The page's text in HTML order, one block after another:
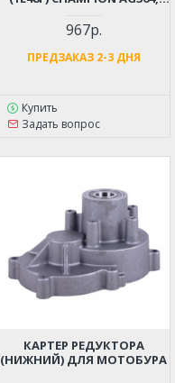
HUTER GGD-62; ADA DRILL 7
(064154100)
967р.
ПРЕДЗАКАЗ 2-3 ДНЯ
Купить
Задать вопрос
КАРТЕР РЕДУКТОРА
(НИЖНИЙ) ДЛЯ МОТОБУРА